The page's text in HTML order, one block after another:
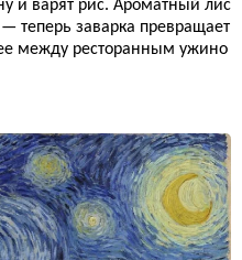
и варят рис. Ароматный лис
— теперь заварка превращает
между ресторанным ужино